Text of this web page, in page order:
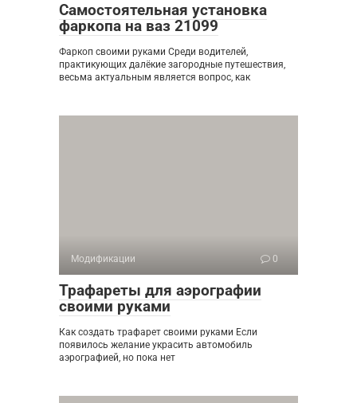
Самостоятельная установка
фаркопа на ваз 21099
Фаркоп своими руками Среди водителей,
практикующих далёкие загородные путешествия,
весьма актуальным является вопрос, как
Модификации 0
Трафареты для аэрографии
своими руками
Как создать трафарет своими руками Если
появилось желание украсить автомобиль
аэрографией, но пока нет